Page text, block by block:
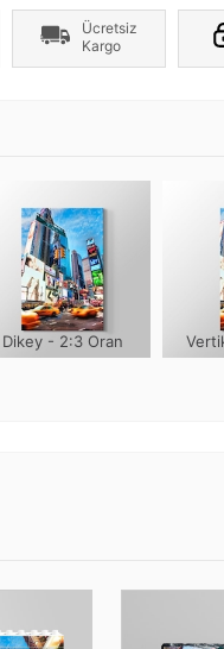
Ücretsiz
Kargo
Dikey - 2:3 Oran